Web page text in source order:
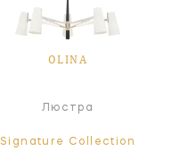
OLINA
Люстра
Signature Collection